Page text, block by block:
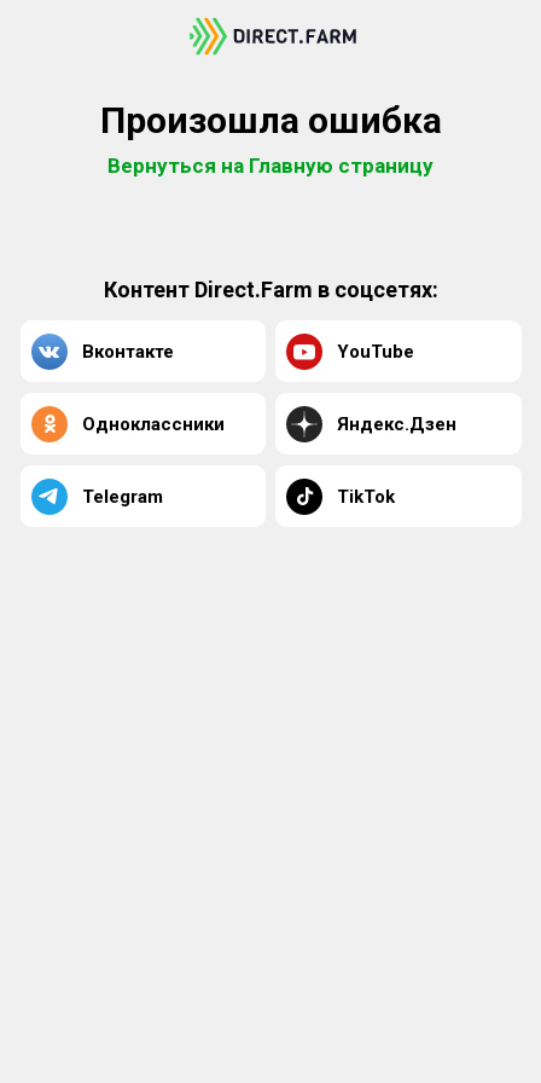
Произошла ошибка
Вернуться на Главную страницу
Контент Direct.Farm в соцсетях:
Вконтакте YouTube
Одноклассники Яндекс.Дзен
Telegram TikTok